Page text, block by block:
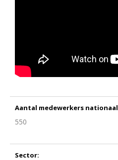
Aantal medewerkers nationaal
550
Sector: